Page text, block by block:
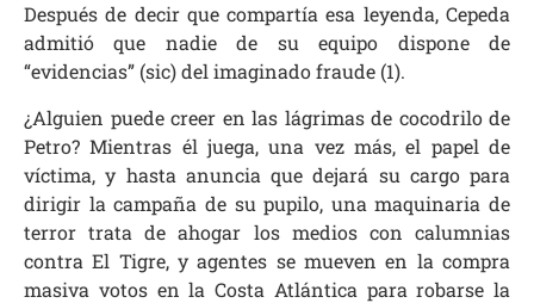
Después de decir que compartía esa leyenda, Cepeda
admitió que nadie de su equipo dispone de
“evidencias” (sic) del imaginado fraude (1).
¿Alguien puede creer en las lágrimas de cocodrilo de
Petro? Mientras él juega, una vez más, el papel de
víctima, y hasta anuncia que dejará su cargo para
dirigir la campaña de su pupilo, una maquinaria de
terror trata de ahogar los medios con calumnias
contra El Tigre, y agentes se mueven en la compra
masiva votos en la Costa Atlántica para robarse la